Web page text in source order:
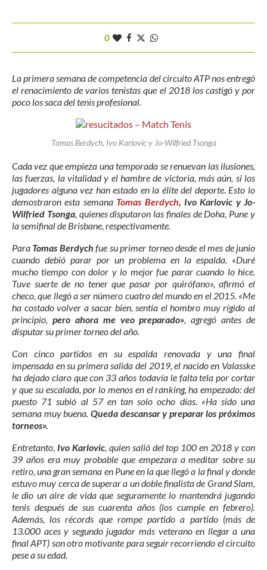
0
La primera semana de competencia del circuito ATP nos entregó
el renacimiento de varios tenistas que el 2018 los castigó y por
poco los saca del tenis profesional.
Tomas Berdych, Ivo Karlovic y Jo-Wilfried Tsonga
Cada vez que empieza una temporada se renuevan las ilusiones,
las fuerzas, la vitalidad y el hambre de victoria, más aún, si los
jugadores alguna vez han estado en la élite del deporte. Esto lo
demostraron esta semana Tomas Berdych, Ivo Karlovic y Jo-
Wilfried Tsonga, quienes disputaron las finales de Doha, Pune y
la semifinal de Brisbane, respectivamente.
Para Tomas Berdych fue su primer torneo desde el mes de junio
cuando debió parar por un problema en la espalda. «Duré
mucho tiempo con dolor y lo mejor fue parar cuando lo hice.
Tuve suerte de no tener que pasar por quirófano», afirmó el
checo, que llegó a ser número cuatro del mundo en el 2015. «Me
ha costado volver a sacar bien, sentía el hombro muy rígido al
principio, pero ahora me veo preparado», agregó antes de
disputar su primer torneo del año.
Con cinco partidos en su espalda renovada y una final
impensada en su primera salida del 2019, el nacido en Valasske
ha dejado claro que con 33 años todavía le falta tela por cortar
y que su escalada, por lo menos en el ranking, ha empezado: del
puesto 71 subió al 57 en tan solo ocho días. «Ha sido una
semana muy buena. Queda descansar y preparar los próximos
torneos».
Entretanto, Ivo Karlovic, quien salió del top 100 en 2018 y con
39 años era muy probable que empezara a meditar sobre su
retiro, una gran semana en Pune en la que llegó a la final y donde
estuvo muy cerca de superar a un doble finalista de Grand Slam,
le dio un aire de vida que seguramente lo mantendrá jugando
tenis después de sus cuarenta años (los cumple en febrero).
Además, los récords que rompe partido a partido (más de
13.000 aces y segundo jugador más veterano en llegar a una
final APT) son otro motivante para seguir recorriendo el circuito
pese a su edad.